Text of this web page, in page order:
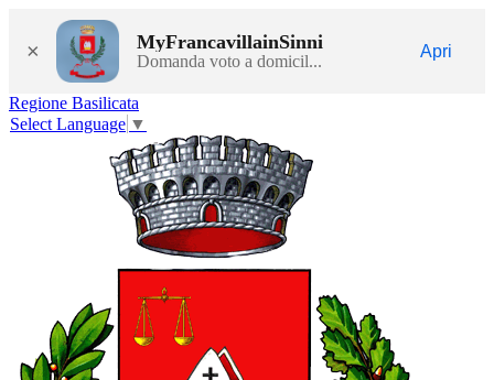
× MyFrancavillainSinni
Domanda voto a domicil...
Apri
Regione Basilicata
Select Language ▼